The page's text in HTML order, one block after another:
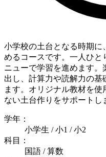
小学校の土台となる時期に
めるコースです。一人ひと
ニューで学習を進めます。
出し、計算力や読解力の基
ます。オリジナル教材を
ない土台作りをサポートし
学年：
小学生 / 小1 / 小2
科目：
国語 / 算数